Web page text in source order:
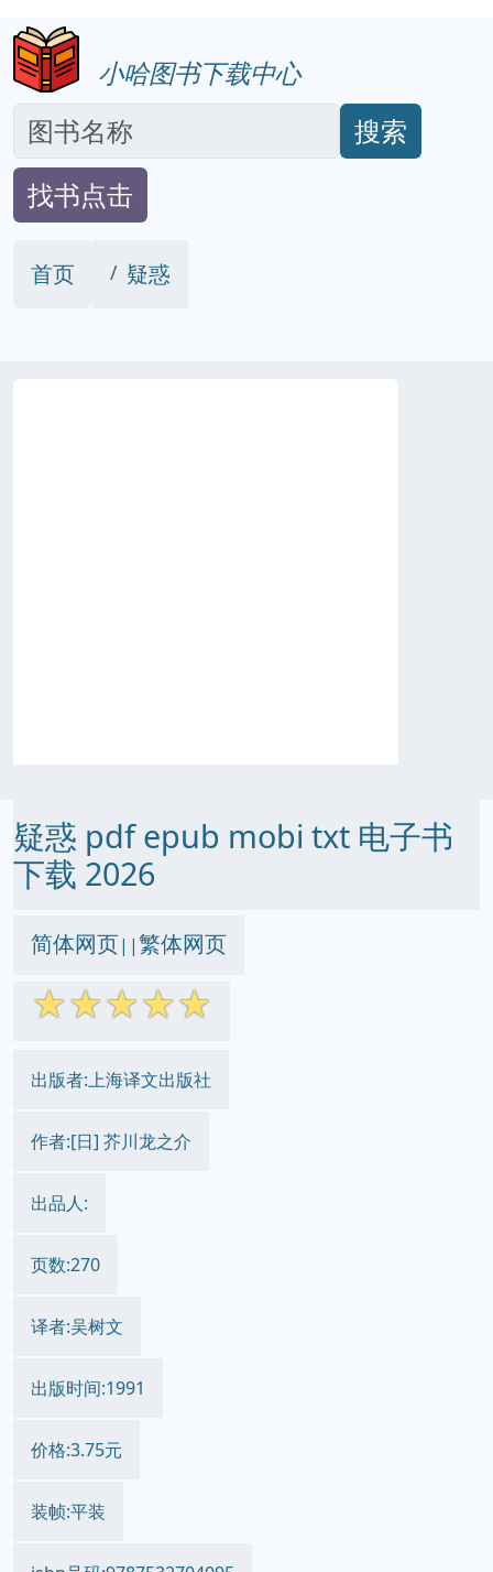
小哈图书下载中心
搜索
找书点击
首页 疑惑
疑惑 pdf epub mobi txt 电子书
下载 2026
简体网页||繁体网页
☆☆☆☆☆
出版者:上海译文出版社
作者:[日] 芥川龙之介
出品人:
页数:270
译者:吴树文
出版时间:1991
价格:3.75元
装帧:平装